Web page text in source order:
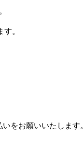
。
をお願いいたします